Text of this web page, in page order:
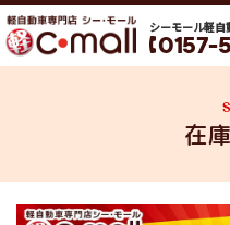
シーモール軽自
0157-
在